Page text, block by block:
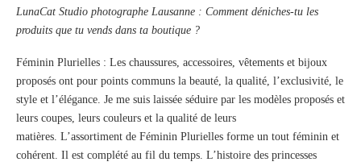
LunaCat Studio photographe Lausanne : Comment déniches-tu les
produits que tu vends dans ta boutique ?
Féminin Plurielles : Les chaussures, accessoires, vêtements et bijoux
proposés ont pour points communs la beauté, la qualité, l’exclusivité, le
style et l’élégance. Je me suis laissée séduire par les modèles proposés et
leurs coupes, leurs couleurs et la qualité de leurs
matières. L’assortiment de Féminin Plurielles forme un tout féminin et
cohérent. Il est complété au fil du temps. L’histoire des princesses